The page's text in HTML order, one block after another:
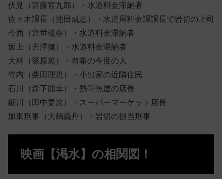
伏見（宮藤官九郎）・水道料金滞納者
佐々木課長（池田成志）・水道局料金課課長で岩切の上司
今西（宮世琉弥）・水道料金滞納者
坂上（吉澤健）・水道料金滞納者
大林（篠原篤）・有希の今度の人
竹内（柴田理恵）・小出家の近隣住民
石川（森下能幸）・熱帯魚屋の店長
細川（田中要次）・スーパーマーケット店長
加東刑事（大鶴義丹）・岩切の担当刑事
映画【渇水】の相関図！